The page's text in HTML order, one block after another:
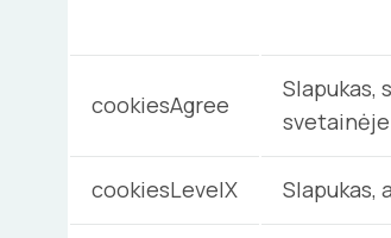
cookiesAgree
Slapukas,
svetainėje
cookiesLevelX Slapukas,